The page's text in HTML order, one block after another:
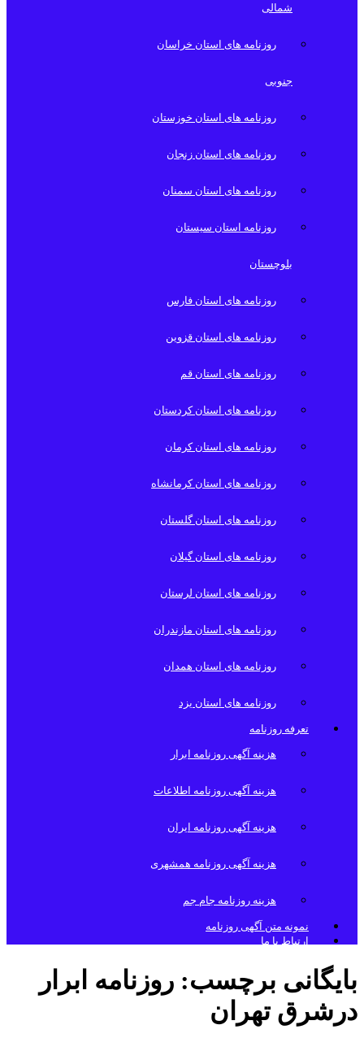
شمالی
روزنامه های استان خراسان
جنوبی
روزنامه های استان خوزستان
روزنامه های استان زنجان
روزنامه های استان سمنان
روزنامه استان سیستان
بلوچستان
روزنامه های استان فارس
روزنامه های استان قزوین
روزنامه های استان قم
روزنامه های استان کردستان
روزنامه های استان کرمان
روزنامه های استان کرمانشاه
روزنامه های استان گلستان
روزنامه های استان گیلان
روزنامه های استان لرستان
روزنامه های استان مازندران
روزنامه های استان همدان
روزنامه های استان یزد
تعرفه روزنامه
هزینه آگهی روزنامه ابرار
هزینه آگهی روزنامه اطلاعات
هزینه آگهی روزنامه ایران
هزینه آگهی روزنامه همشهری
هزینه روزنامه جام جم
نمونه متن آگهی روزنامه
ارتباط با ما
بایگانی برچسب: روزنامه ابرار
درشرق تهران